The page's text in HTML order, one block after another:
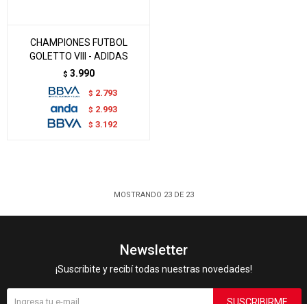
CHAMPIONES FUTBOL
GOLETTO VIII - ADIDAS
$ 3.990
$ 2.793
$ 2.993
$ 3.192
MOSTRANDO 23DE 23
Newsletter
¡Suscribite y recibí todas nuestras novedades!